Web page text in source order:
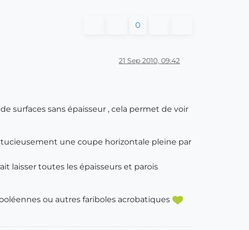
0
21 Sep 2010, 09:42
surfaces sans épaisseur , cela permet de voir
une coupe horizontale pleine par
laisser toutes les épaisseurs et parois
ou autres fariboles acrobatiques